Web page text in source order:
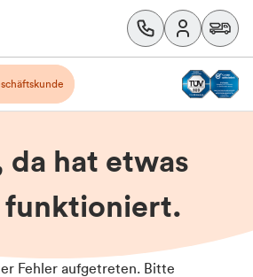
da hat etwas
funktioniert.
Fehler aufgetreten. Bitte